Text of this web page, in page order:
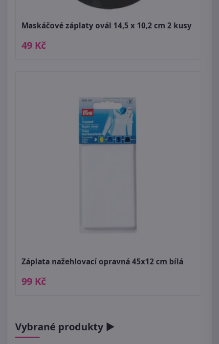
Maskáčové záplaty ovál 14,5 x 10,2 cm 2 kusy
49 Kč
Záplata nažehlovací opravná 45x12 cm bílá
99 Kč
Vybrané produkty ►